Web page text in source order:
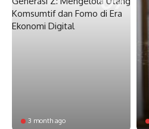
3 month ago